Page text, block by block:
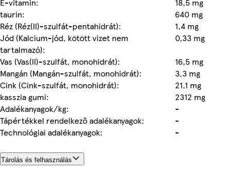
taurin:
640 mg
Réz (Réz(II)-szulfát-pentahidrát):
1,4 mg
Jód (Kalcium-jód, kötött vizet nem
tartalmazó):
0,33 mg
Vas (Vas(II)-szulfát, monohidrát):
16,5 mg
Mangán (Mangán-szulfát, monohidrát):
3,3 mg
Cink (Cink-szulfát, monohidrát):
21,1 mg
kasszia gumi:
2312 mg
Adalékanyagok/kg:
-
Tápértékkel rendelkező adalékanyagok:
-
Technológiai adalékanyagok:
-
Tárolás és felhasználás